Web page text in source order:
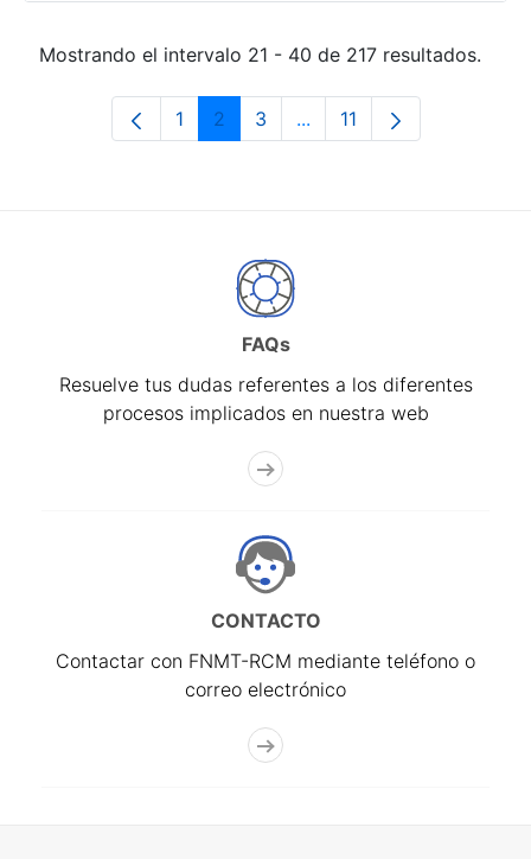
Mostrando el intervalo 21 - 40 de 217 resultados.
Página
1 Página
2 Página
3 ...Páginas intermedias Use
Página
11
FAQs
Resuelve tus dudas referentes a los diferentes
procesos implicados en nuestra web
CONTACTO
Contactar con FNMT-RCM mediante teléfono o
correo electrónico